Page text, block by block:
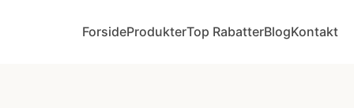
ForsideProdukterTop RabatterBlogKontakt